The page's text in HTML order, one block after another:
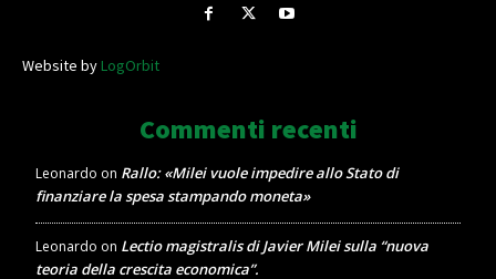
Website byLogOrbit
Commenti recenti
Leonardo on Rallo: «Milei vuole impedire allo Stato di
finanziare la spesa stampando moneta»
Leonardo on Lectio magistralis di Javier Milei sulla “nuova
teoria della crescita economica”.